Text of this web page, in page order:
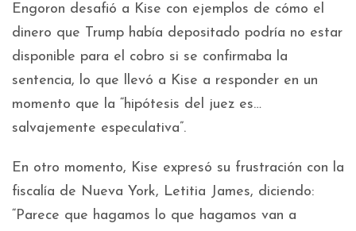
Engoron desafió a Kise con ejemplos de cómo el
dinero que Trump había depositado podría no estar
disponible para el cobro si se confirmaba la
sentencia, lo que llevó a Kise a responder en un
momento que la “hipótesis del juez es…
salvajemente especulativa”.
En otro momento, Kise expresó su frustración con la
fiscalía de Nueva York, Letitia James, diciendo:
“Parece que hagamos lo que hagamos van a